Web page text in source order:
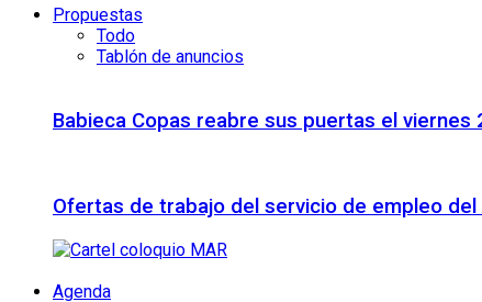
Propuestas
Todo
Tablón de anuncios
Babieca Copas reabre sus puertas el viernes
Ofertas de trabajo del servicio de empleo
Agenda